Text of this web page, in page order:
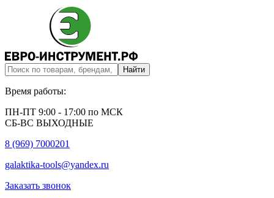
Время работы:
ПН-ПТ 9:00 - 17:00 по МСК
СБ-ВС ВЫХОДНЫЕ
8 (969) 7000201
galaktika-tools@yandex.ru
Заказать звонок